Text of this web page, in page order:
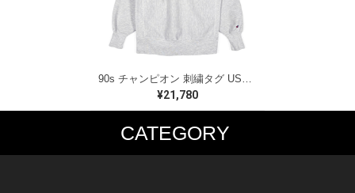
90s チャンピオン 刺繍タグ USA製 リバースウィーブ ヴィンテージ スウェット アーチロゴ カレッジ グレー CHAMPION サイズL 古着 CF1026
¥21,780
CATEGORY
MUSIC TEE T-SHIRTS